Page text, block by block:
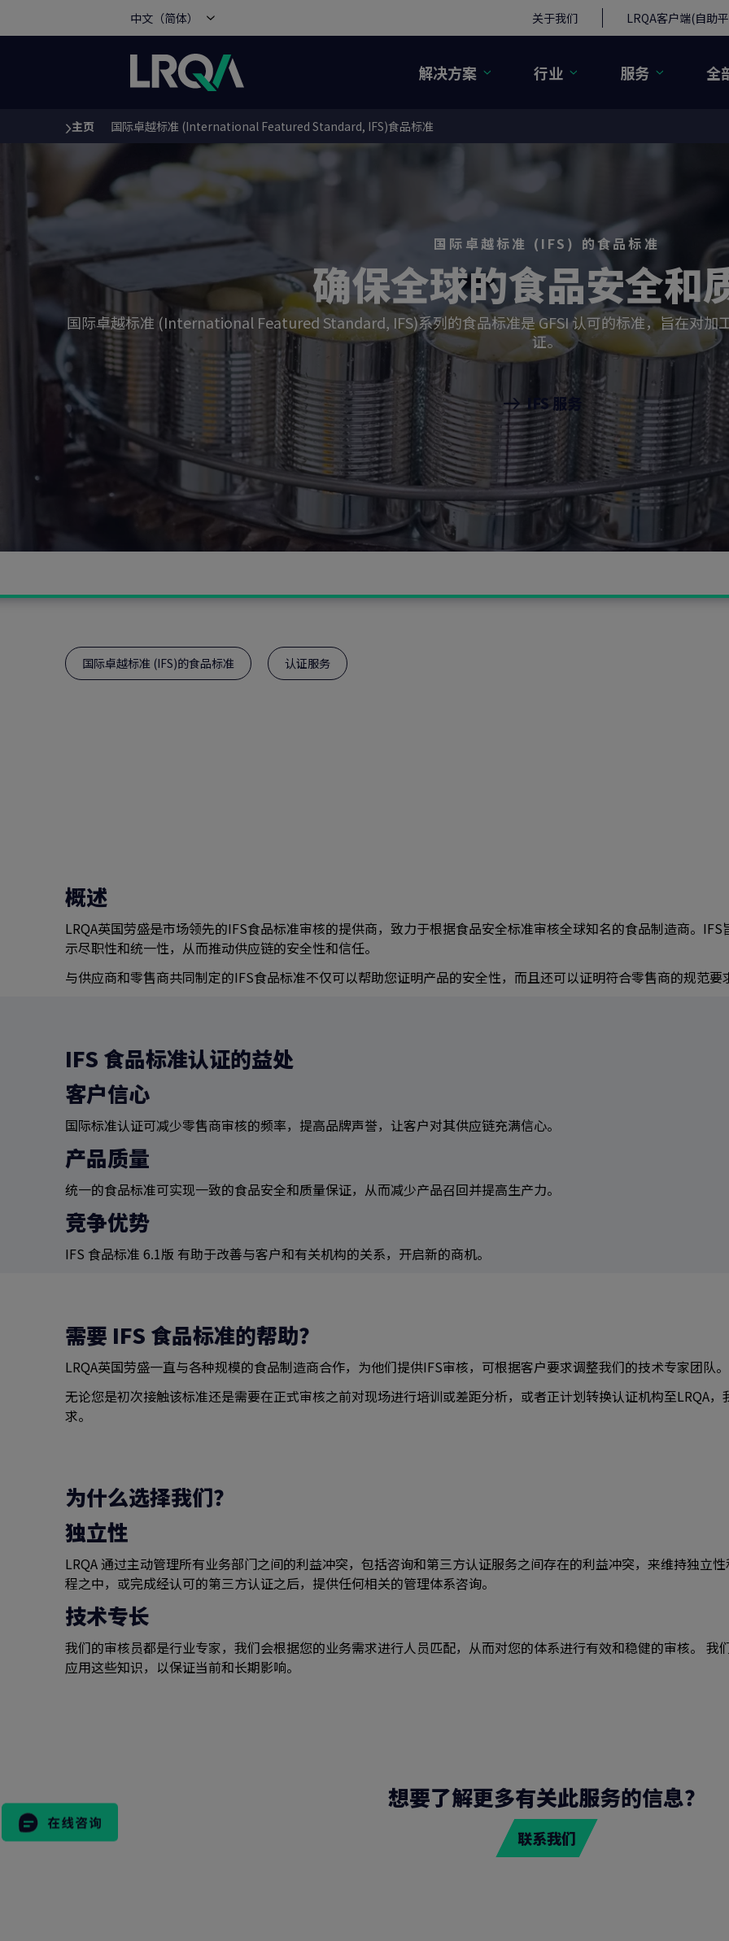
中文（简体） 关于我们 LRQA客户端(自助
解决方案 行业 服务 全
格
You are here:主页 国际卓越标准 (International Featured Standard, IFS)食品标准
确保全球的食品安全和
国际卓越标准 (International Featured Standard, IFS)系列的食品标准是 GFSI 认可的标准，旨在对加
证。
国际卓越标准 (IFS) 的食品标准
IFS 服务
国际卓越标准 (IFS)的食品标准 认证服务
概述
LRQA英国劳盛是市场领先的IFS食品标准审核的提供商，致力于根据食品安全标准审核全球知名的食品制造商。
示尽职性和统一性，从而推动供应链的安全性和信任。
与供应商和零售商共同制定的IFS食品标准不仅可以帮助您证明产品的安全性，而且还可以证明符合零售商的规范要
IFS 食品标准认证的益处
客户信心
国际标准认证可减少零售商审核的频率，提高品牌声誉，让客户对其供应链充满信心。
产品质量
统一的食品标准可实现一致的食品安全和质量保证，从而减少产品召回并提高生产力。
竞争优势
IFS 食品标准 6.1版 有助于改善与客户和有关机构的关系，开启新的商机。
需要 IFS 食品标准的帮助？
LRQA英国劳盛一直与各种规模的食品制造商合作，为他们提供IFS审核，可根据客户要求调整我们的技术专家团队。
无论您是初次接触该标准还是需要在正式审核之前对现场进行培训或差距分析，或者正计划转换认证机构至LRQA
求。
为什么选择我们？
独立性
LRQA 通过主动管理所有业务部门之间的利益冲突，包括咨询和第三方认证服务之间存在的利益冲突，来维持独立
程之中，或完成经认可的第三方认证之后，提供任何相关的管理体系咨询。
技术专长
我们的审核员都是行业专家，我们会根据您的业务需求进行人员匹配，从而对您的体系进行有效和稳健的审核。
应用这些知识，以保证当前和长期影响。
想要了解更多有关此服务的信息？
联系我们